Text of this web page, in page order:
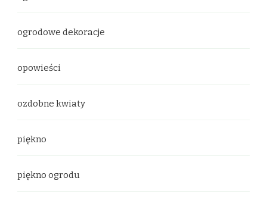
ogrodowe dekoracje
opowieści
ozdobne kwiaty
piękno
piękno ogrodu